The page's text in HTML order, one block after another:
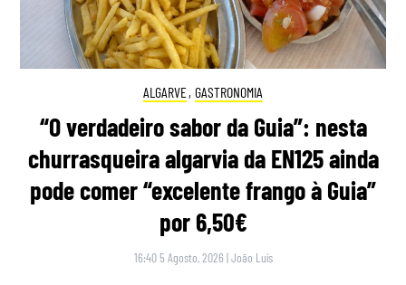
ALGARVE, GASTRONOMIA
“O verdadeiro sabor da Guia”: nesta
churrasqueira algarvia da EN125 ainda
pode comer “excelente frango à Guia”
por 6,50€
16:40 5 Agosto, 2026 |João Luís